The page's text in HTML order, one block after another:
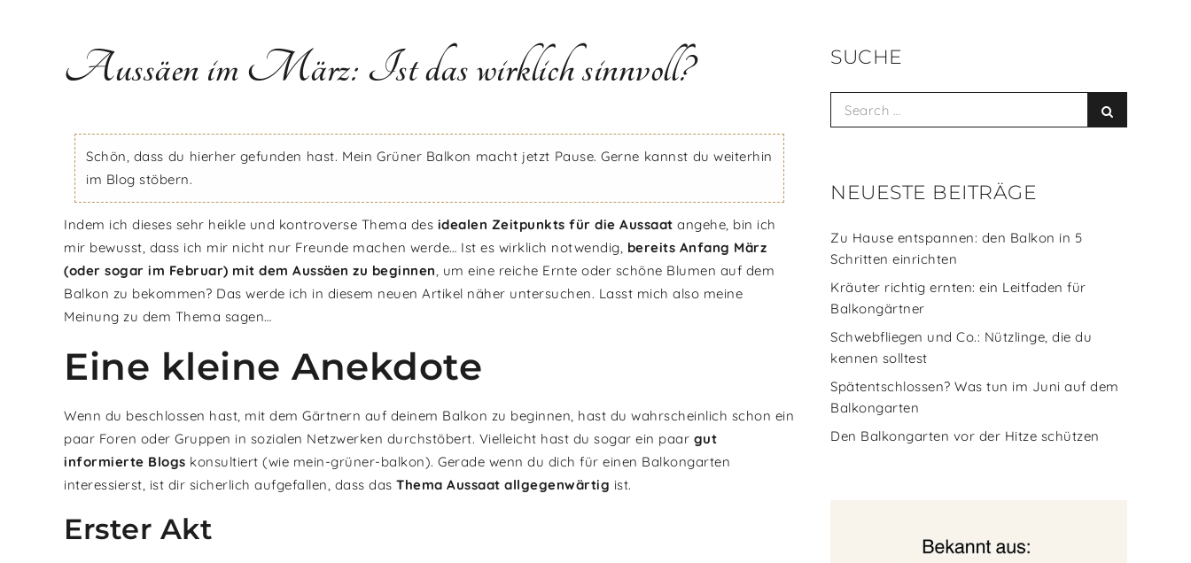
Aussäen im März: Ist das wirklich sinnvoll?
Schön, dass du hierher gefunden hast. Mein Grüner Balkon macht jetzt Pause. Gerne kannst du weiterhin
im Blog stöbern.
Indem ich dieses sehr heikle und kontroverse Thema des idealen Zeitpunkts für die Aussaat angehe, bin ich
mir bewusst, dass ich mir nicht nur Freunde machen werde… Ist es wirklich notwendig, bereits Anfang März
(oder sogar im Februar) mit dem Aussäen zu beginnen, um eine reiche Ernte oder schöne Blumen auf dem
Balkon zu bekommen? Das werde ich in diesem neuen Artikel näher untersuchen. Lasst mich also meine
Meinung zu dem Thema sagen…
Eine kleine Anekdote
Wenn du beschlossen hast, mit dem Gärtnern auf deinem Balkon zu beginnen, hast du wahrscheinlich schon ein
paar Foren oder Gruppen in sozialen Netzwerken durchstöbert. Vielleicht hast du sogar ein paar gut
informierte Blogs konsultiert (wie mein-grüner-balkon). Gerade wenn du dich für einen Balkongarten
interessierst, ist dir sicherlich aufgefallen, dass das Thema Aussaat allgegenwärtig ist.
Erster Akt
SUCHE
Search
for:
NEUESTE BEITRÄGE
Zu Hause entspannen: den Balkon in 5
Schritten einrichten
Kräuter richtig ernten: ein Leitfaden für
Balkongärtner
Schwebfliegen und Co.: Nützlinge, die du
kennen solltest
Spätentschlossen? Was tun im Juni auf dem
Balkongarten
Den Balkongarten vor der Hitze schützen